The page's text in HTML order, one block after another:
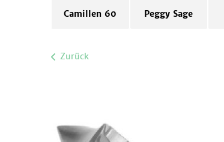
Camillen 60 Peggy Sage
Zurück